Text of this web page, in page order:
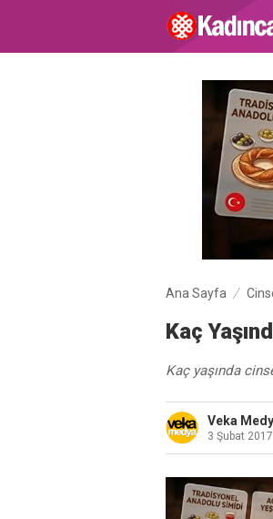
Ana Sayfa
Kaç
Kaç yaşında
Veka
3 Şubat